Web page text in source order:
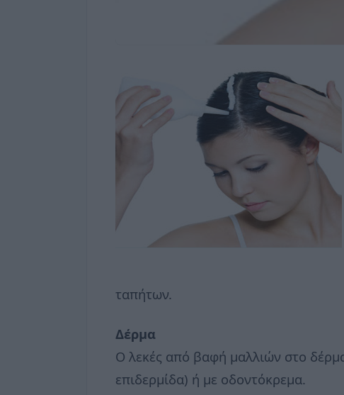
ταπήτων.
Δέρμα
Ο λεκές από βαφή μαλλιών στο
επιδερμίδα) ή με οδοντόκρεμα.